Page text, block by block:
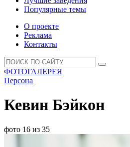
Популярные темы
О проекте
Реклама
Контакты
ФОТОГАЛЕРЕЯ
Персона
Кевин Бэйкон
фото 16 из 35